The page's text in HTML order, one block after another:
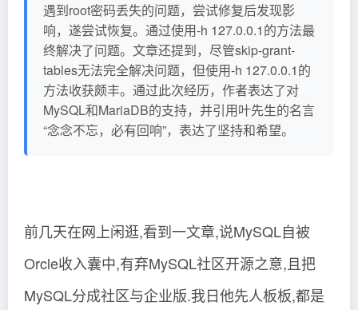
遇到root密码丢失的问题，尝试修复后发现影
响，遂尝试恢复。通过使用-h 127.0.0.1的方法最
终解决了问题。文章还提到，尽管skip-grant-
tables无法完全解决问题，但使用-h 127.0.0.1的
方法收获颇丰。通过此次经历，作者表达了对
MySQL和MariaDB的支持，并引用叶先生的名言
“念念不忘，必有回响”，表达了坚持和希望。
前几天在网上闲逛,看到一文章,说MySQL自被
Orcle收入囊中,有弃MySQL社区开源之意,且把
MySQL分成社区与企业版.我日他先人板板,都是